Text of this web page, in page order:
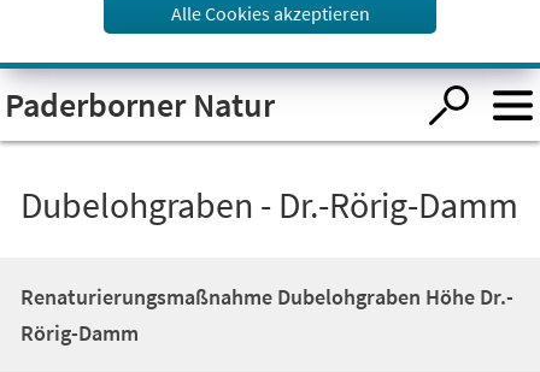
Visuelle
Assistenzsoftware
öffnen.
Alle Cookies akzeptieren
Paderborner Natur
Dubelohgraben - Dr.-Rörig-Damm
Renaturierungsmaßnahme Dubelohgraben Höhe Dr.-
Rörig-Damm